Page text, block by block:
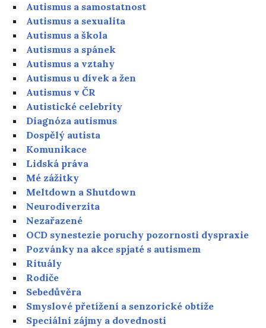
Autismus a samostatnost
Autismus a sexualita
Autismus a škola
Autismus a spánek
Autismus a vztahy
Autismus u dívek a žen
Autismus v ČR
Autistické celebrity
Diagnóza autismus
Dospělý autista
Komunikace
Lidská práva
Mé zážitky
Meltdown a Shutdown
Neurodiverzita
Nezařazené
OCD synestezie poruchy pozornosti dyspraxie
Pozvánky na akce spjaté s autismem
Rituály
Rodiče
Sebedůvěra
Smyslové přetížení a senzorické obtíže
Speciální zájmy a dovednosti